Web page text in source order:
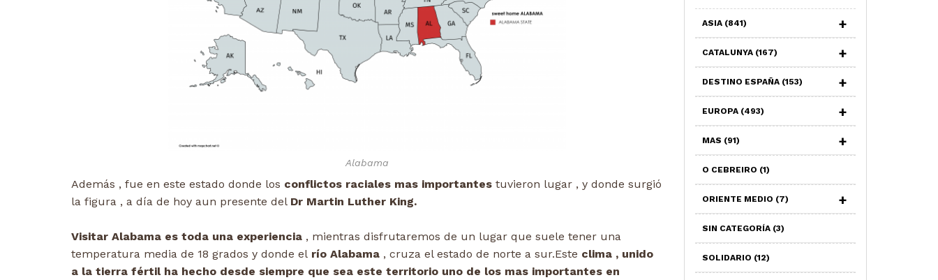
Alabama
Además , fue en este estado donde los conflictos raciales mas importantes tuvieron lugar , y donde surgió
la figura , a día de hoy aun presente del Dr Martin Luther King.
Visitar Alabama es toda una experiencia , mientras disfrutaremos de un lugar que suele tener una
temperatura media de 18 grados y donde el río Alabama , cruza el estado de norte a sur.Este clima , unido
a la tierra fértil ha hecho desde siempre que sea este territorio uno de los mas importantes en
ASIA (841)
CATALUNYA (167)
DESTINO ESPAÑA (153)
EUROPA (493)
MAS (91)
O CEBREIRO (1)
ORIENTE MEDIO (7)
SIN CATEGORÍA (3)
SOLIDARIO (12)